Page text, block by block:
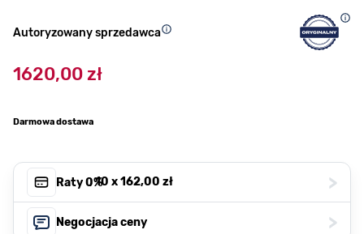
Autoryzowany sprzedawca
1620,00 zł
Darmowa dostawa
Raty 0%, 10 x162,00 zł >
Negocjacja ceny >